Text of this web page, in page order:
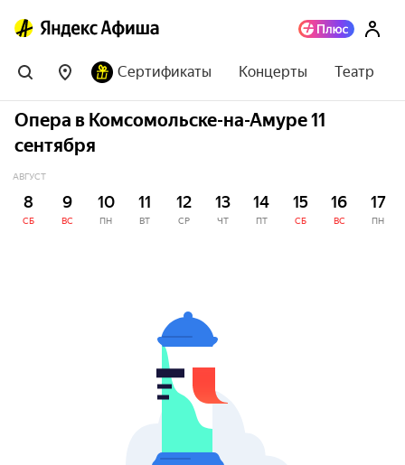
Сертификаты Концерты Театр
Опера в Комсомольске-на-Амуре 11
сентября
АВГУСТ
8
СБ
9
ВС
10
ПН
11
ВТ
12
СР
13
ЧТ
14
ПТ
15
СБ
16
ВС
17
ПН